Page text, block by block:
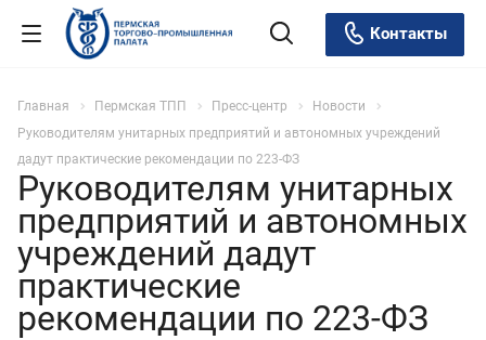
Контакты
Главная Пермская ТПП Пресс-центр
Новости
Руководителям унитарных предприятий и автономных учреждений
дадут практические рекомендации по 223-ФЗ
Руководителям унитарных
предприятий и автономных
учреждений дадут
практические
рекомендации по 223-ФЗ